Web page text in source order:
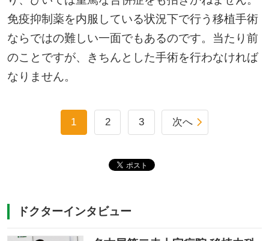
免疫抑制薬を内服している状況下で行う移植手術
ならではの難しい一面でもあるのです。当たり前
のことですが、きちんとした手術を行わなければ
なりません。
1 2 3 次へ
ドクターインタビュー